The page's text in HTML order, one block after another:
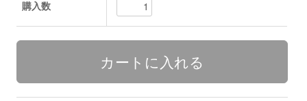
購入数